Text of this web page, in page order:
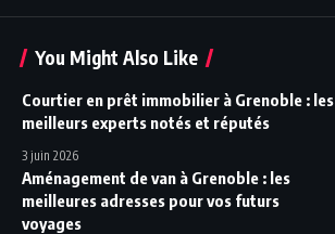
You Might Also Like
Courtier en prêt immobilier à Grenoble : les
meilleurs experts notés et réputés
3 juin 2026
Aménagement de van à Grenoble : les
meilleures adresses pour vos futurs
voyages